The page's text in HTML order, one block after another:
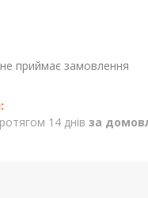
приймає замовлення
14 днів за